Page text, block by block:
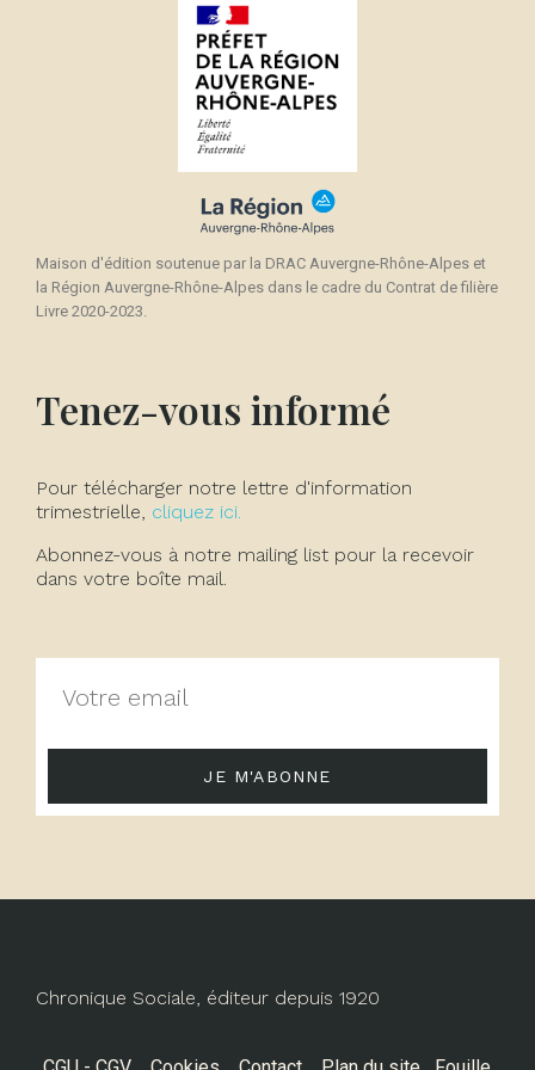
Maison d'édition soutenue par la DRAC Auvergne-Rhône-Alpes et
la Région Auvergne-Rhône-Alpes dans le cadre du Contrat de filière
Livre 2020-2023.
Tenez-vous informé
Pour télécharger notre lettre d'information
trimestrielle, cliquez ici.
Abonnez-vous à notre mailing list pour la recevoir
dans votre boîte mail.
JE M'ABONNE
Chronique Sociale, éditeur depuis 1920